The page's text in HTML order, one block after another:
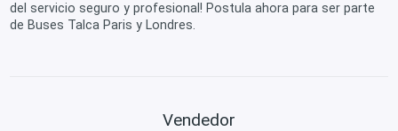
del servicio seguro y profesional! Postula ahora para ser parte
de Buses Talca Paris y Londres.
Vendedor